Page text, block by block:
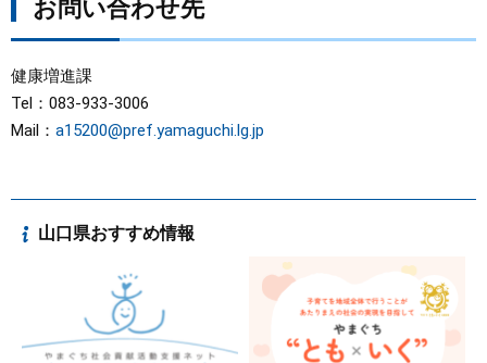
お問い合わせ先
健康増進課
Tel：083-933-3006
Mail： a15200@pref.yamaguchi.lg.jp
山口県おすすめ情報